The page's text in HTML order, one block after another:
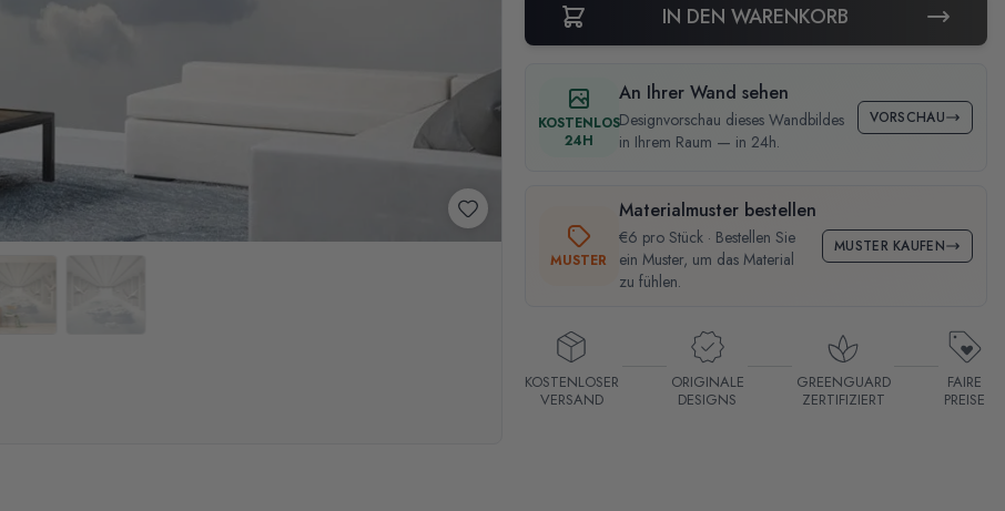
IN DEN WARENKORB
KOSTENLOS
24H
An Ihrer Wand sehen
Designvorschau dieses Wandbildes
in Ihrem Raum — in 24h.
VORSCHAU
MUSTER
Materialmuster bestellen
€6 pro Stück · Bestellen Sie
ein Muster, um das Material
zu fühlen.
MUSTER KAUFEN
KOSTENLOSER
VERSAND
ORIGINALE
DESIGNS
GREENGUARD
ZERTIFIZIERT
FAIRE
PREISE